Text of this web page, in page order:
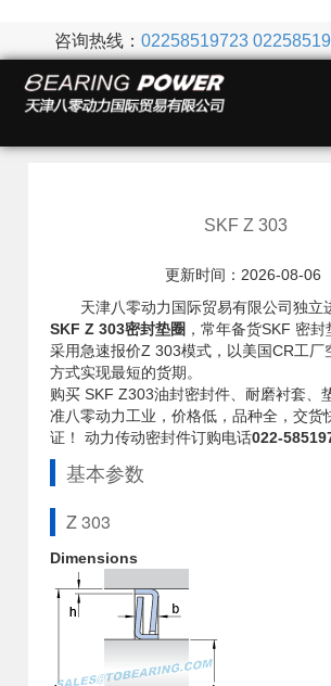
咨询热线： 02258519723
SKF Z 303
更新时间：2026-08-06
天津八零动力国际贸易有限公司独立
SKF Z 303密封垫圈 ，常年备货SKF 密
采用急速报价Z 303模式，以美国CR工厂
方式实现最短的货期。
购买 SKF Z303油封密封件、耐磨衬套、
准八零动力工业，价格低，品种全，交货
证！ 动力传动密封件订购电话022-
基本参数
Z 303
Dimensions